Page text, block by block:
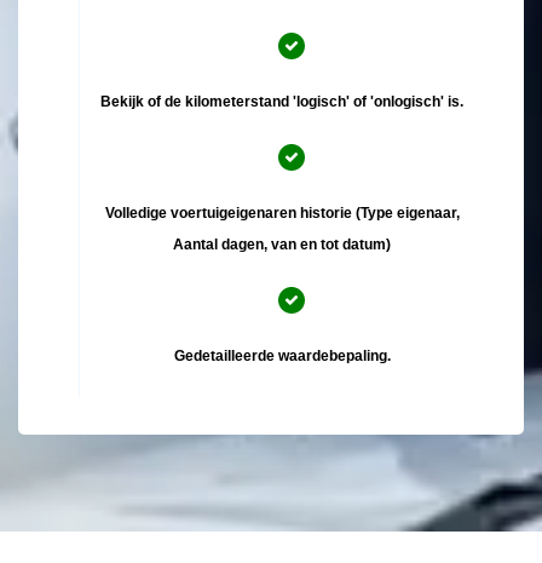
Bekijk of de kilometerstand 'logisch' of 'onlogisch' is.
Volledige voertuigeigenaren historie (Type eigenaar,
Aantal dagen, van en tot datum)
Gedetailleerde waardebepaling.